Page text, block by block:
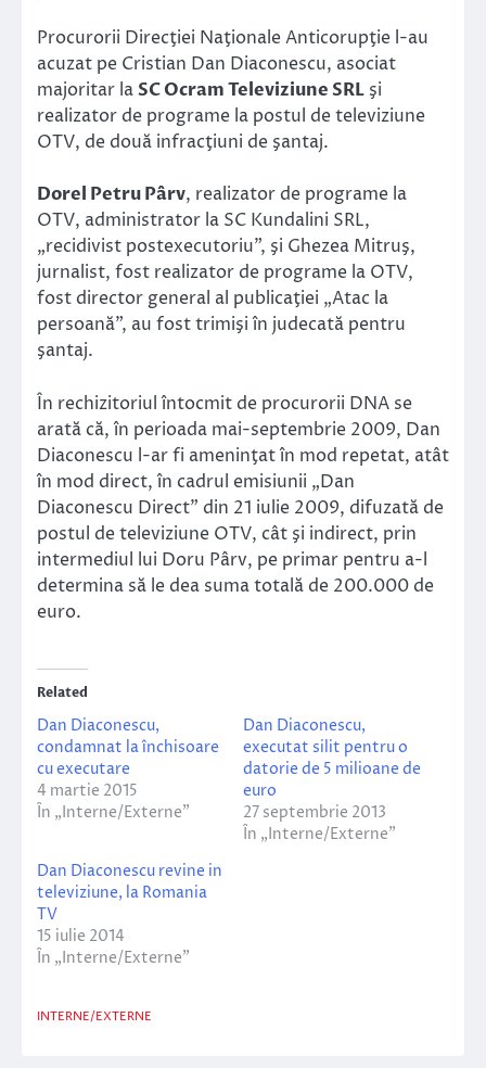
Procurorii Direcţiei Naţionale Anticorupţie l-au
acuzat pe Cristian Dan Diaconescu, asociat
majoritar laSC Ocram Televiziune SRL şi
realizator de programe la postul de televiziune
OTV, de două infracţiuni de şantaj.
Dorel Petru Pârv, realizator de programe la
OTV, administrator la SC Kundalini SRL,
„recidivist postexecutoriu”, şi Ghezea Mitruş,
jurnalist, fost realizator de programe la OTV,
fost director general al publicaţiei „Atac la
persoană”, au fost trimişi în judecată pentru
şantaj.
În rechizitoriul întocmit de procurorii DNA se
arată că, în perioada mai-septembrie 2009, Dan
Diaconescu l-ar fi ameninţat în mod repetat, atât
în mod direct, în cadrul emisiunii „Dan
Diaconescu Direct” din 21 iulie 2009, difuzată de
postul de televiziune OTV, cât şi indirect, prin
intermediul lui Doru Pârv, pe primar pentru a-l
determina să le dea suma totală de 200.000 de
euro.
Related
Dan Diaconescu,
condamnat la închisoare
cu executare
4 martie 2015
În „Interne/Externe”
Dan Diaconescu,
executat silit pentru o
datorie de 5 milioane de
euro
27 septembrie 2013
În „Interne/Externe”
Dan Diaconescu revine in
televiziune, la Romania
TV
15 iulie 2014
În „Interne/Externe”
INTERNE/EXTERNE